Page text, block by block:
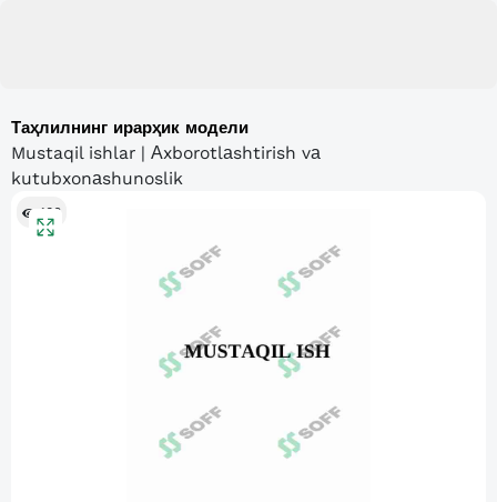
Таҳлилнинг ирарҳик модели
Mustaqil ishlar | Аxborotlаshtirish vа
kutubxonаshunoslik
106